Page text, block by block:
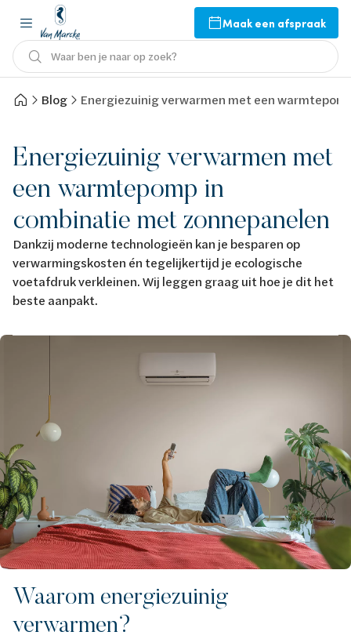
Maak een afspraak
Waar ben je naar op zoek?
Blog Energiezuinig verwarmen met een
Energiezuinig verwarmen met
een warmtepomp in
combinatie met zonnepanelen
Dankzij moderne technologieën kan je besparen op
verwarmingskosten én tegelijkertijd je ecologische
voetafdruk verkleinen. Wij leggen graag uit hoe je dit het
beste aanpakt.
Afbeelding
Waarom energiezuinig
verwarmen?